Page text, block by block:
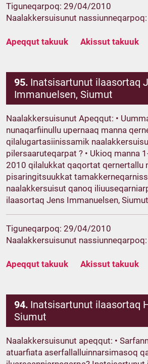
Tiguneqarpoq: 29/04/2010
Naalakkersuisunut
Apeqqut takuuk Akissut takuuk
95. Inatsisartunut ilaasortaq
Immanuelsen, Siumut
Naalakkersuisunut Apeqqut: •
nunaqarfiinullu upernaaq manna
qilalugartasiinissamik
pilersaaruteqarpat ? • Ukioq manna
2010 qilalukkat qaqortat qernertallu
pisaringitsuukkat
naalakkersuisut qanoq
ilaasortaq Jens Immanuelsen, Siumut
Tiguneqarpoq: 29/04/2010
Naalakkersuisunut
Apeqqut takuuk Akissut takuuk
94. Inatsisartunut ilaasortaq
Siumut
Naalakkersuisunut apeqqut: •
atuarfiata aserfallalluinnarsimasoq